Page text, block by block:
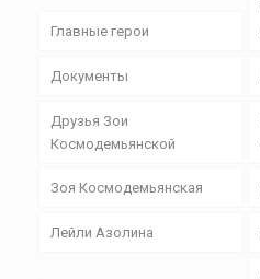
Главные герои
Документы
Друзья Зои
Космодемьянской
Зоя Космодемьянская
Лейли Азолина